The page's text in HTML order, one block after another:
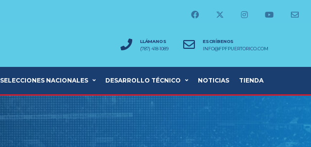
LLÁMANOS
(787) 418-1089
ESCRÍBENOS
INFO@FPFPUERTORICO.COM
SELECCIONES NACIONALES DESARROLLO TÉCNICO NOTICIAS TIENDA